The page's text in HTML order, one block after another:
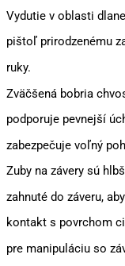
Vydutie v oblasti
pištoľ prirodzenému
ruky.
Zväčšená bobria
podporuje pevnejší
zabezpečuje voľný
Zuby na závery sú
zahnuté do záveru,
kontakt s povrchom
pre manipuláciu so